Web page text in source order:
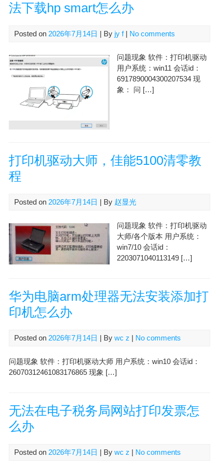
法下载hp smart怎么办
Posted on 2026年7月14日 | By jy f| No comments
问题现象 软件：打印机驱动
用户系统：win11 会话id：
6917890004300207534 现
象： 问 […]
打印机驱动大师，佳能5100清零教
程
Posted on 2026年7月14日 | By 赵显光
问题现象 软件：打印机驱动
大师/各个版本 用户系统：
win7/10 会话id：
2203071040113149 […]
华为电脑arm处理器无法安装添加打
印机怎么办
Posted on 2026年7月14日 | By wc z No comments
问题现象 软件：打印机驱动大师 用户系统：win10 会话id：
26070312461083176865 现象 […]
无法在电子税务局网站打印发票怎
么办
Posted on 2026年7月14日 | By wc z No comments